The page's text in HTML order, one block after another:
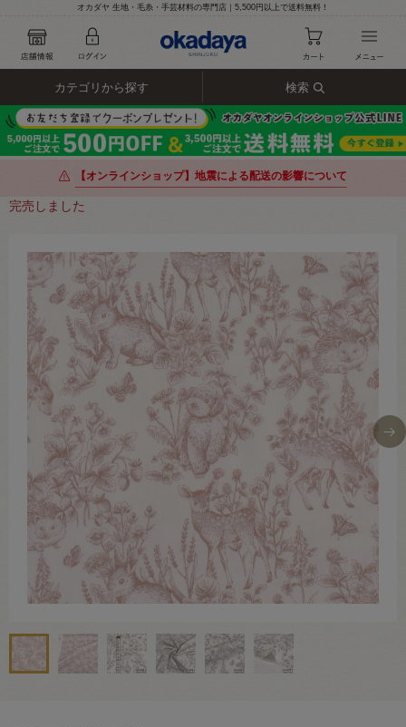
オカダヤ 生地・毛糸・手芸材料の専門店｜5,500円以上で送料無料！
カテゴリから探す 検索
【オンラインショップ】地震による配送の影響について
完売しました